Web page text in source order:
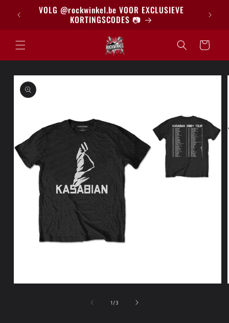
naar deVOLG @rockwinkel.be VOOR EXCLUSIEVE
KORTINGSCODES 📷
Winkelwagen
direct naar
1 /van
3